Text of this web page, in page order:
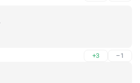
+3 –1